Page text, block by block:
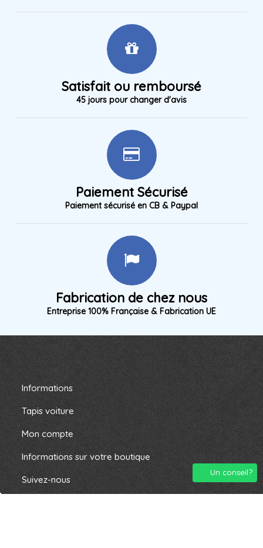
Satisfait ou remboursé
45 jours pour changer d'avis
Paiement Sécurisé
Paiement sécurisé en CB & Paypal
Fabrication de chez nous
Entreprise 100% Française & Fabrication UE
Informations
Tapis voiture
Mon compte
Informations sur votre boutique
Suivez-nous
Un conseil?